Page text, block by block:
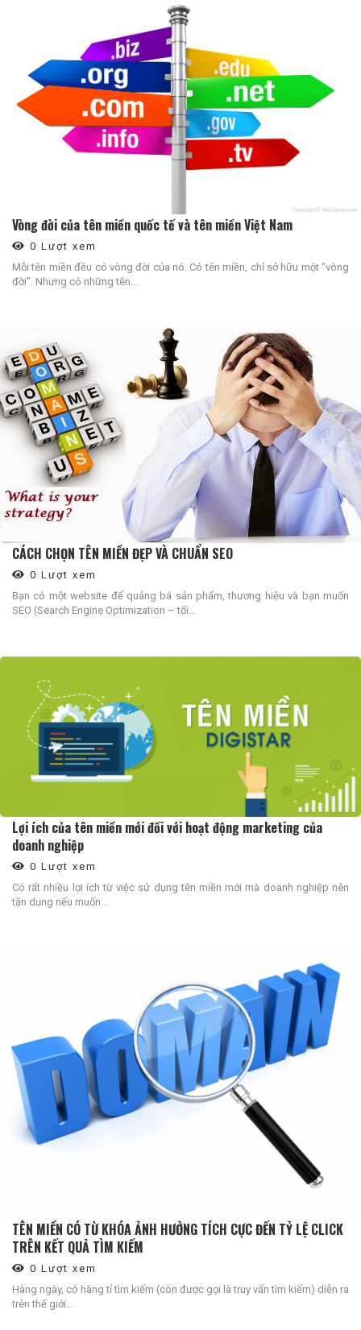
Vòng đời của tên miền quốc tế và tên miền Việt Nam
0 Lượt xem
Mỗi tên miền đều có vòng đời của nó. Có tên miền, chỉ sở hữu một “vòng
đời”. Nhưng có những tên...
CÁCH CHỌN TÊN MIỀN ĐẸP VÀ CHUẨN SEO
0 Lượt xem
Bạn có một website để quảng bá sản phẩm, thương hiệu và bạn muốn
SEO (Search Engine Optimization – tối...
Lợi ích của tên miền mới đối với hoạt động marketing của
doanh nghiệp
0 Lượt xem
Có rất nhiều lợi ích từ việc sử dụng tên miền mới mà doanh nghiệp nên
tận dụng nếu muốn...
TÊN MIỀN CÓ TỪ KHÓA ẢNH HƯỞNG TÍCH CỰC ĐẾN TỶ LỆ CLICK
TRÊN KẾT QUẢ TÌM KIẾM
0 Lượt xem
Hàng ngày, có hàng tỉ tìm kiếm (còn được gọi là truy vấn tìm kiếm) diễn ra
trên thế giới...